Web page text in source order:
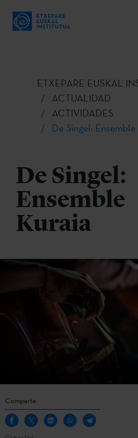
ETXEPARE EUSKAL
ACTUALIDAD
ACTIVIDADES
De Singel: Ensemble
De Singel:
Ensemble
Kuraia
Comparte